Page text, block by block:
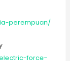
perempuan/
force-